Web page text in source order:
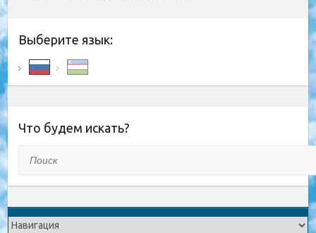
Выберите язык:
Что будем искать?